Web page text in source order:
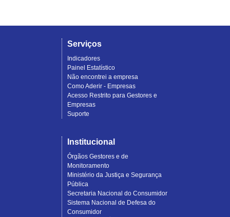
Serviços
Indicadores
Painel Estatístico
Não encontrei a empresa
Como Aderir - Empresas
Acesso Restrito para Gestores e
Empresas
Suporte
Institucional
Órgãos Gestores e de
Monitoramento
Ministério da Justiça e Segurança
Pública
Secretaria Nacional do Consumidor
Sistema Nacional de Defesa do
Consumidor